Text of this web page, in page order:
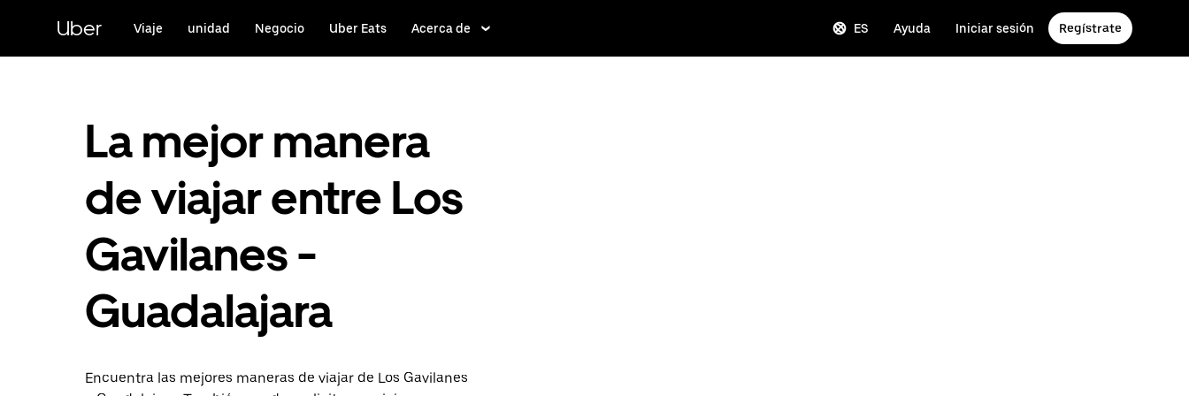
contenido
principal
Uber Viaje unidad Negocio Uber Eats Acerca de ES Ayuda Iniciar sesión Regístrate
La mejor manera
de viajar entre Los
Gavilanes -
Guadalajara
Encuentra las mejores maneras de viajar de Los Gavilanes